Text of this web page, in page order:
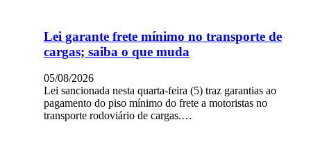
Lei garante frete mínimo no transporte de
cargas; saiba o que muda
05/08/2026
Lei sancionada nesta quarta-feira (5) traz garantias ao
pagamento do piso mínimo do frete a motoristas no
transporte rodoviário de cargas.…